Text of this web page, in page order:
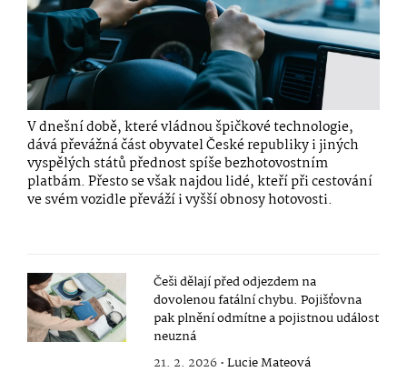
V dnešní době, které vládnou špičkové technologie,
dává převážná část obyvatel České republiky i jiných
vyspělých států přednost spíše bezhotovostním
platbám. Přesto se však najdou lidé, kteří při cestování
ve svém vozidle převáží i vyšší obnosy hotovosti.
Češi dělají před odjezdem na
dovolenou fatální chybu. Pojišťovna
pak plnění odmítne a pojistnou událost
neuzná
21. 2. 2026 •Lucie Mateová